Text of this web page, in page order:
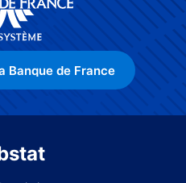
Banque de France